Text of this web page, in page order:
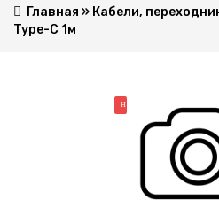
Главная » Кабели,
Type-C 1м
НОВИНКА